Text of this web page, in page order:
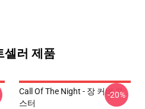
셀러 제품
Call Of The Night - 장 커버 포
스터
-20%